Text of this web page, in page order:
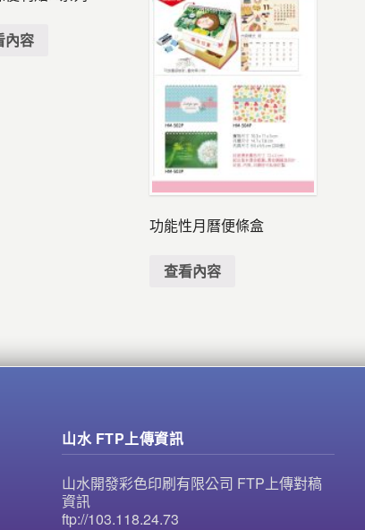
內容
功能性月曆便條盒
查看內容
山水 FTP上傳資訊
山水開發彩色印刷有限公司 FTP上傳對稿
資訊
ftp://103.118.24.73